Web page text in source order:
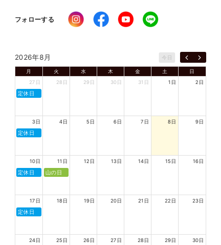
フォローする
2026年8月 今日
月 火 水 木 金 土
日
27日
定休日
28日 29日 30日 31日 1日 2日
3日
定休日
4日 5日 6日 7日 8日 9日
10日
定休日
11日
山の日
12日 13日 14日 15日 16日
17日
定休日
18日 19日 20日 21日 22日 23日
24日 25日 26日 27日 28日 29日 30日